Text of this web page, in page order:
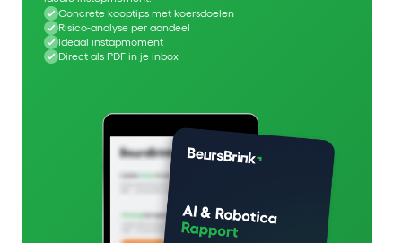
Concrete kooptips met koersdoelen
Risico-analyse per aandeel
Ideaal instapmoment
Direct als PDF in je inbox